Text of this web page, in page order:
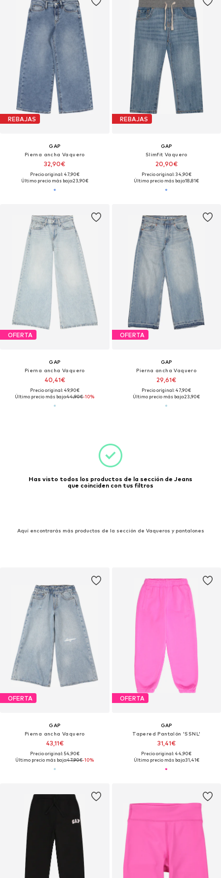
REBAJAS
GAP
Pierna ancha Vaquero
32,90€
Precio original: 47,90€
Último precio más bajo:23,90€
REBAJAS
GAP
Slimfit Vaquero
20,90€
Precio original: 34,90€
Último precio más bajo:18,81€
OFERTA
GAP
Pierna ancha Vaquero
40,41€
Precio original: 49,90€
Último precio más bajo:44,90€-10%
OFERTA
GAP
Pierna ancha Vaquero
29,61€
Precio original: 47,90€
Último precio más bajo:23,90€
Has visto todos los productos de la sección de Jeans
que coinciden con tus filtros
Aquí encontrarás más productos de la sección de Vaqueros y pantalones
OFERTA
GAP
Pierna ancha Vaquero
43,11€
Precio original: 54,90€
Último precio más bajo:47,90€-10%
OFERTA
GAP
Tapered Pantalón 'SSNL'
31,41€
Precio original: 44,90€
Último precio más bajo:31,41€